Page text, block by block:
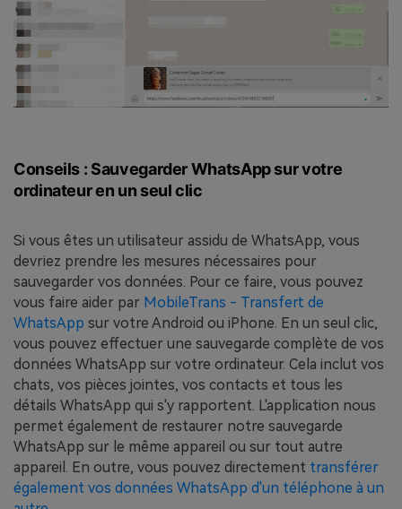
Conseils : Sauvegarder WhatsApp sur votre
ordinateur en un seul clic
Si vous êtes un utilisateur assidu de WhatsApp, vous
devriez prendre les mesures nécessaires pour
sauvegarder vos données. Pour ce faire, vous pouvez
vous faire aider par MobileTrans - Transfert de
WhatsApp sur votre Android ou iPhone. En un seul clic,
vous pouvez effectuer une sauvegarde complète de vos
données WhatsApp sur votre ordinateur. Cela inclut vos
chats, vos pièces jointes, vos contacts et tous les
détails WhatsApp qui s'y rapportent. L'application nous
permet également de restaurer notre sauvegarde
WhatsApp sur le même appareil ou sur tout autre
appareil. En outre, vous pouvez directement transférer
également vos données WhatsApp d'un téléphone à un